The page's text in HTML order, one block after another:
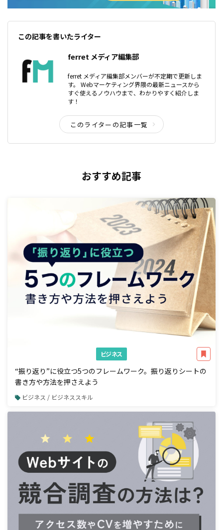
この記事を書いたライター
ferret メディア編集部
ferret メディア編集部メンバーが不定期で更新しま
す。 Webマーケティング界隈の最新ニュースから
すぐ使えるノウハウまで、わかりやすく紹介しま
す！
このライターの記事一覧
おすすめ記事
ビジネス
“振り返り”に役立つ5つのフレームワーク。振り返りシートの
書き方や方法を押さえよう
ビジネス / ビジネススキル